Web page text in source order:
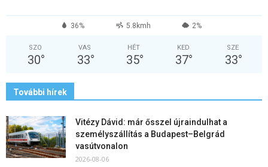
36% 5.8kmh 2%
SZO
30°
VAS
33°
HÉT
35°
KED
37°
SZE
33°
További hírek
Vitézy Dávid: már ősszel újraindulhat a
személyszállítás a Budapest–Belgrád
vasútvonalon
2026-08-06